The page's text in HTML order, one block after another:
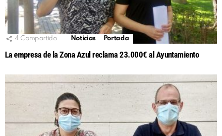
4 Compartido Noticias Portada
La empresa de la Zona Azul reclama 23.000€ al Ayuntamiento